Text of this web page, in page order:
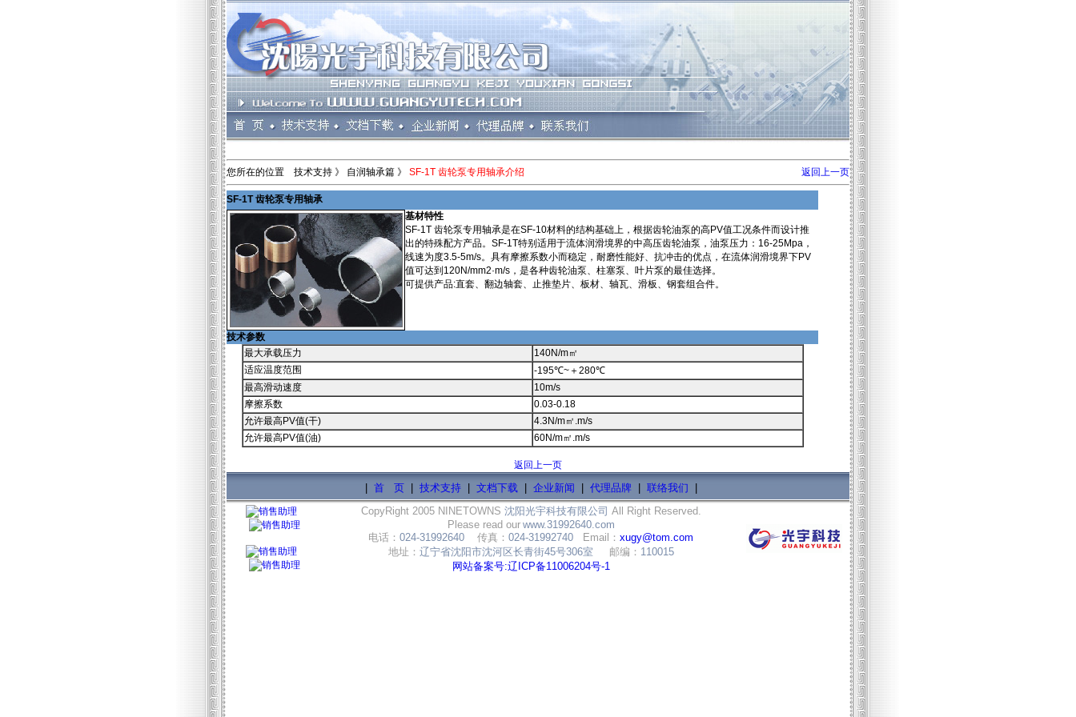
您所在的位置 技术支持 》 自润轴承篇 》 SF-1T 齿轮泵专用轴承介绍 返回上一页
SF-1T 齿轮泵专用轴承
基材特性
SF-1T 齿轮泵专用轴承是在SF-10材料的结构基础上，根据齿轮油泵的高PV值工况条件而设计推
出的特殊配方产品。SF-1T特别适用于流体润滑境界的中高压齿轮油泵，油泵压力：16-25Mpa，
线速为度3.5-5m/s。具有摩擦系数小而稳定，耐磨性能好、抗冲击的优点，在流体润滑境界下PV
值可达到120N/mm2·m/s，是各种齿轮油泵、柱塞泵、叶片泵的最佳选择。
可提供产品:直套、翻边轴套、止推垫片、板材、轴瓦、滑板、钢套组合件。
技术参数
最大承载压力
140N/m㎡
适应温度范围
-195℃~＋280℃
最高滑动速度
10m/s
摩擦系数
0.03-0.18
允许最高PV值(干)
4.3N/m㎡.m/s
允许最高PV值(油)
60N/m㎡.m/s
返回上一页
首 页| 技术支持| 文档下载| 企业新闻 代理品牌 联络我们
CopyRight 2005 NINETOWNS 沈阳光宇科技有限公司 All Right Reserved.
Please read our www.31992640.com
电话： 024-31992640 传真： 024-31992740 Email： xugy@tom.com
地址： 辽宁省沈阳市沈河区长青街45号306室 邮编： 110015
网站备案号:辽ICP备11006204号-1